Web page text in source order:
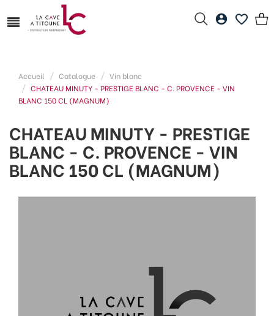
Accueil Catalogue
Vin blanc
CHATEAU MINUTY - PRESTIGE BLANC - C. PROVENCE - VIN
BLANC 150 CL (MAGNUM)
CHATEAU MINUTY - PRESTIGE
BLANC - C. PROVENCE - VIN
BLANC 150 CL (MAGNUM)